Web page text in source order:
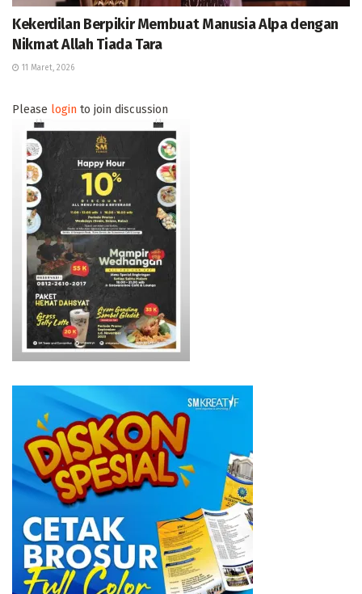
Kekerdilan Berpikir Membuat Manusia Alpa dengan
Nikmat Allah Tiada Tara
11 Maret, 2026
Please login to join discussion